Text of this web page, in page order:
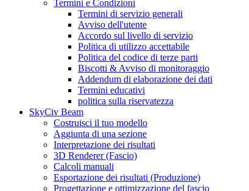
Termini e Condizioni
Termini di servizio generali
Avviso dell'utente
Accordo sul livello di servizio
Politica di utilizzo accettabile
Politica del codice di terze parti
Biscotti & Avviso di monitoraggio
Addendum di elaborazione dei dati
Termini educativi
politica sulla riservatezza
SkyCiv Beam
Costruisci il tuo modello
Aggiunta di una sezione
Interpretazione dei risultati
3D Renderer (Fascio)
Calcoli manuali
Esportazione dei risultati (Produzione)
Progettazione e ottimizzazione del fascio